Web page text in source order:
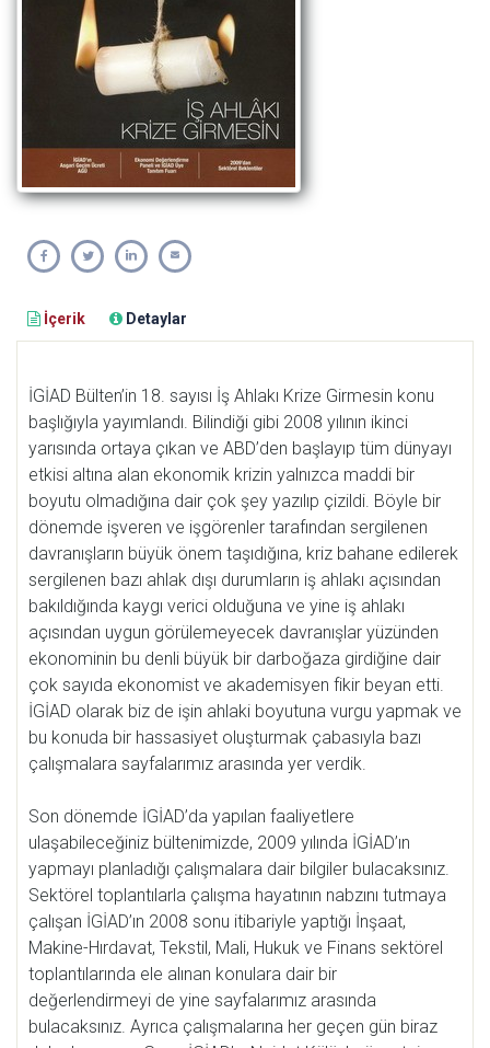
İçerik Detaylar
İGİAD Bülten’in 18. sayısı İş Ahlakı Krize Girmesin konu
başlığıyla yayımlandı. Bilindiği gibi 2008 yılının ikinci
yarısında ortaya çıkan ve ABD’den başlayıp tüm dünyayı
etkisi altına alan ekonomik krizin yalnızca maddi bir
boyutu olmadığına dair çok şey yazılıp çizildi. Böyle bir
dönemde işveren ve işgörenler tarafından sergilenen
davranışların büyük önem taşıdığına, kriz bahane edilerek
sergilenen bazı ahlak dışı durumların iş ahlakı açısından
bakıldığında kaygı verici olduğuna ve yine iş ahlakı
açısından uygun görülemeyecek davranışlar yüzünden
ekonominin bu denli büyük bir darboğaza girdiğine dair
çok sayıda ekonomist ve akademisyen fikir beyan etti.
İGİAD olarak biz de işin ahlaki boyutuna vurgu yapmak ve
bu konuda bir hassasiyet oluşturmak çabasıyla bazı
çalışmalara sayfalarımız arasında yer verdik.
Son dönemde İGİAD’da yapılan faaliyetlere
ulaşabileceğiniz bültenimizde, 2009 yılında İGİAD’ın
yapmayı planladığı çalışmalara dair bilgiler bulacaksınız.
Sektörel toplantılarla çalışma hayatının nabzını tutmaya
çalışan İGİAD’ın 2008 sonu itibariyle yaptığı İnşaat,
Makine-Hırdavat, Tekstil, Mali, Hukuk ve Finans sektörel
toplantılarında ele alınan konulara dair bir
değerlendirmeyi de yine sayfalarımız arasında
bulacaksınız. Ayrıca çalışmalarına her geçen gün biraz